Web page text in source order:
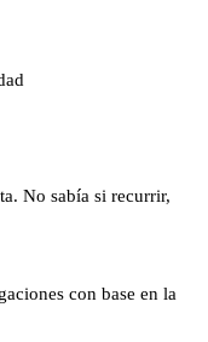
No sabía si recurrir,
con base en la